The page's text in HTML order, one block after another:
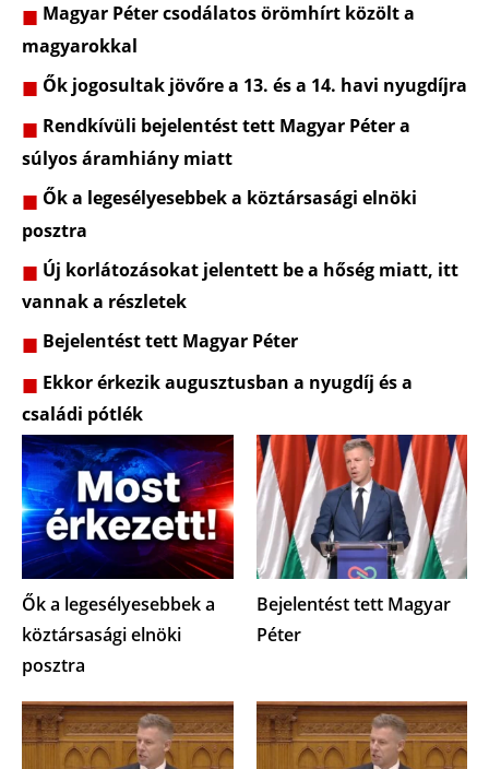
Magyar Péter csodálatos örömhírt közölt a
magyarokkal
Ők jogosultak jövőre a 13. és a 14. havi nyugdíjra
Rendkívüli bejelentést tett Magyar Péter a
súlyos áramhiány miatt
Ők a legesélyesebbek a köztársasági elnöki
posztra
Új korlátozásokat jelentett be a hőség miatt, itt
vannak a részletek
Bejelentést tett Magyar Péter
Ekkor érkezik augusztusban a nyugdíj és a
családi pótlék
Ők a legesélyesebbek a
köztársasági elnöki
posztra
Bejelentést tett Magyar
Péter